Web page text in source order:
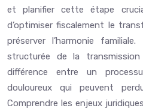
et planifier cette étape
d’optimiser fiscalement le
préserver l’harmonie
structurée de la
différence entre un
douloureux qui peuvent
Comprendre les enjeux